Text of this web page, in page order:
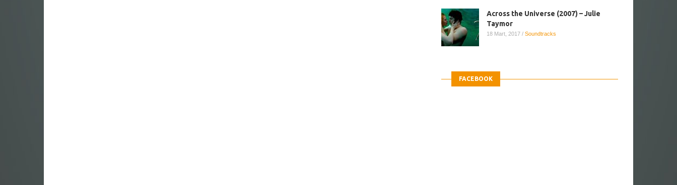
Across the Universe (2007) – Julie
Taymor
18 Mart, 2017 / Soundtracks
FACEBOOK